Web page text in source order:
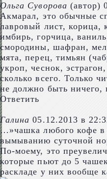
Ольга Суворова (автор)
Акмарал, это обычные
лавровый лист, корица,
имбирь, горчица,
смородины, шафран,
мята, перец, тимьян
укроп, чеснок,
сколько всего. Только
не должно быть ничего,
Ответить
Галина 05.12.2013 в
…»чашка любого кофе в
вымыванию суточной
По-моему, это
которые пьют до 5
раскладе у них вообще